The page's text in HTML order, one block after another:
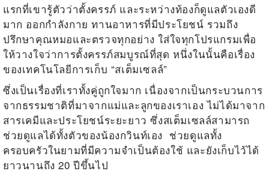
แรกที่เขารู้ตัวว่าตั้งครรภ์ และระหว่างท้องก็ดูแลตัวเองดี
มาก ออกกำลังกาย ทานอาหารที่มีประโยชน์ รวมถึง
ปรึกษาคุณหมอและตรวจทุกอย่าง ใส่ใจทุกโปรแกรมเพื่อ
ให้วางใจว่าการตั้งครรภ์สมบูรณ์ที่สุด หนึ่งในนั้นคือเรื่อง
ของเทคโนโลยีการเก็บ “สเต็มเซลล์”
ซึ่งเป็นเรื่องที่เราทั้งคู่ถูกใจมาก เนื่องจากเป็นกระบวนการ
จากธรรมชาติที่มาจากแม่และลูกของเราเอง ไม่ได้มาจาก
สารเคมีและประโยชน์ระยะยาว ซึ่งสเต็มเซลล์สามารถ
ช่วยดูแลได้ทั้งตัวของน้องกวินท์เอง ช่วยดูแลทั้ง
ครอบครัวในยามที่มีความจำเป็นต้องใช้ และยังเก็บไว้ได้
ยาวนานถึง 20ปีขึ้นไป